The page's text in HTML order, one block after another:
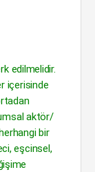
edilmelidir.
içerisinde
aktör/
bir
eşcinsel,